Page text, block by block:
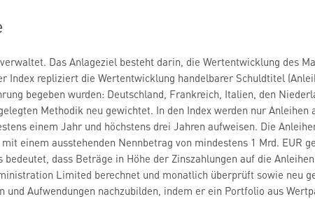
Das Anlageziel besteht darin, die Wertentwicklung des
Index repliziert die Wertentwicklung handelbarer Schuldtitel
begeben wurden: Deutschland, Frankreich, Italien, den
Methodik neu gewichtet. In den Index werden nur
einem Jahr und höchstens drei Jahren aufweisen. Die
einem ausstehenden Nennbetrag von mindestens 1 Mrd. EUR
bedeutet, dass Beträge in Höhe der Zinszahlungen auf die
Limited berechnet und monatlich überprüft sowie neu
und Aufwendungen nachzubilden, indem er ein Portfolio aus